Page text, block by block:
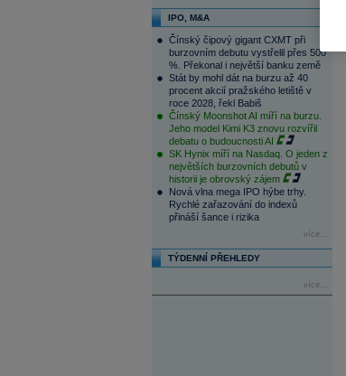
IPO, M&A
Čínský čipový gigant CXMT při
burzovním debutu vystřelil přes 500
%. Překonal i největší banku země
Stát by mohl dát na burzu až 40
procent akcií pražského letiště v
roce 2028, řekl Babiš
Čínský Moonshot AI míří na burzu.
Jeho model Kimi K3 znovu rozvířil
debatu o budoucnosti AI
SK Hynix míří na Nasdaq. O jeden z
největších burzovních debutů v
historii je obrovský zájem
Nová vlna mega IPO hýbe trhy.
Rychlé zařazování do indexů
přináší šance i rizika
více...
TÝDENNÍ PŘEHLEDY
více...